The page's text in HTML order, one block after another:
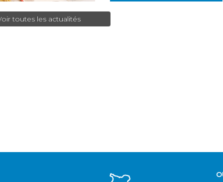
toutes les actualités